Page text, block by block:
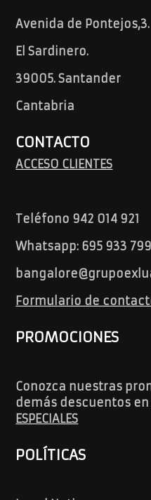
Avenida de Pontejos,3.
El Sardinero.
39005. Santander
Cantabria
CONTACTO
ACCESO CLIENTES
Teléfono 942 014 921
Whatsapp: 695 933 799
Formulario de
PROMOCIONES
Conozca nuestras
demás descuentos
ESPECIALES
POLÍTICAS